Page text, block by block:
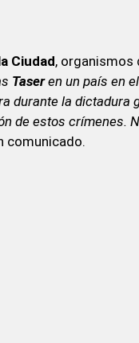
Ciudad, organismos
Taseren un país en
durante la dictadura
de estos crímenes.
comunicado.